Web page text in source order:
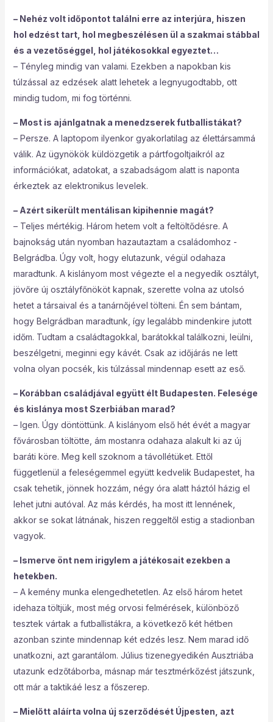
– Nehéz volt időpontot találni erre az interjúra, hiszen
hol edzést tart, hol megbeszélésen ül a szakmai stábbal
és a vezetőséggel, hol játékosokkal egyeztet…
– Tényleg mindig van valami. Ezekben a napokban kis
túlzással az edzések alatt lehetek a legnyugodtabb, ott
mindig tudom, mi fog történni.
– Most is ajánlgatnak a menedzserek futballistákat?
– Persze. A laptopom ilyenkor gyakorlatilag az élettársammá
válik. Az ügynökök küldözgetik a pártfogoltjaikról az
információkat, adatokat, a szabadságom alatt is naponta
érkeztek az elektronikus levelek.
– Azért sikerült mentálisan kipihennie magát?
– Teljes mértékig. Három hetem volt a feltöltődésre. A
bajnokság után nyomban hazautaztam a családomhoz ­
Belgrádba. Úgy volt, hogy elutazunk, végül odahaza
maradtunk. A kislányom most végezte el a negyedik osztályt,
jövőre új osztályfőnököt kapnak, szerette volna az utolsó
hetet a társaival és a tanárnőjével tölteni. Én sem bántam,
hogy Belgrádban maradtunk, így legalább mindenkire jutott
időm. Tudtam a családtagokkal, barátokkal találkozni, leülni,
beszélgetni, meginni egy kávét. Csak az időjárás ne lett
volna olyan pocsék, kis túlzással mindennap esett az eső.
– Korábban családjával együtt élt Budapesten. Felesége
és kislánya most Szerbiában marad?
– Igen. Úgy döntöttünk. A kislányom első hét évét a magyar
fővárosban töltötte, ám mostanra odahaza alakult ki az új
baráti köre. Meg kell szoknom a távollétüket. Ettől
függetlenül a feleségemmel együtt kedvelik Budapestet, ha
csak tehetik, jönnek hozzám, négy óra alatt háztól házig el
lehet jutni autóval. Az más kérdés, ha most itt lennének,
akkor se sokat látnának, hiszen reggeltől estig a stadionban
vagyok.
– Ismerve önt nem irigylem a játékosait ezekben a
hetekben.
– A kemény munka elengedhetetlen. Az első három hetet
idehaza töltjük, most még orvosi felmérések, különböző
tesztek vártak a futballistákra, a következő két hétben
azonban szinte mindennap két edzés lesz. Nem marad idő
unatkozni, azt garantálom. Július tizenegyedikén Ausztriába
utazunk edzőtáborba, másnap már tesztmérkőzést játszunk,
ott már a taktikáé lesz a főszerep.
– Mielőtt aláírta volna új szerződését Újpesten, azt